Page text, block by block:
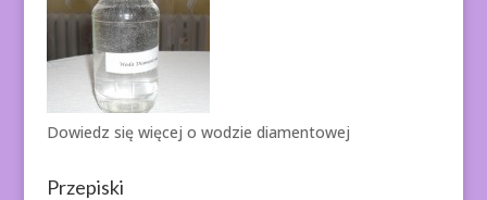
Dowiedz się więcej o wodzie diamentowej
Przepiski